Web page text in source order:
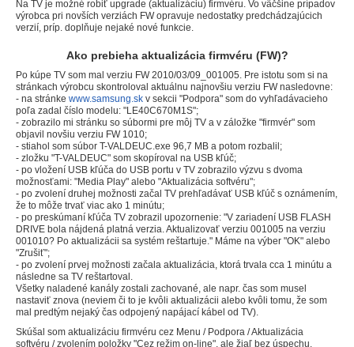
Na TV je možné robiť upgrade (aktualizáciu) firmvéru. Vo väčšine prípadov
výrobca pri novších verziách FW opravuje nedostatky predchádzajúcich
verzií, príp. doplňuje nejaké nové funkcie.
Ako prebieha aktualizácia firmvéru (FW)?
Po kúpe TV som mal verziu FW 2010/03/09_001005. Pre istotu som si na
stránkach výrobcu skontroloval aktuálnu najnovšiu verziu FW nasledovne:
- na stránke www.samsung.sk v sekcii "Podpora" som do vyhľadávacieho
poľa zadal číslo modelu: "LE40C670M1S";
- zobrazilo mi stránku so súbormi pre môj TV a v záložke "firmvér" som
objavil novšiu verziu FW 1010;
- stiahol som súbor T-VALDEUC.exe 96,7 MB a potom rozbalil;
- zložku "T-VALDEUC" som skopíroval na USB kľúč;
- po vložení USB kľúča do USB portu v TV zobrazilo výzvu s dvoma
možnosťami: "Media Play" alebo "Aktualizácia softvéru";
- po zvolení druhej možnosti začal TV prehľadávať USB kľúč s oznámením,
že to môže trvať viac ako 1 minútu;
- po preskúmaní kľúča TV zobrazil upozornenie: "V zariadení USB FLASH
DRIVE bola nájdená platná verzia. Aktualizovať verziu 001005 na verziu
001010? Po aktualizácii sa systém reštartuje." Máme na výber "OK" alebo
"Zrušiť";
- po zvolení prvej možnosti začala aktualizácia, ktorá trvala cca 1 minútu a
následne sa TV reštartoval.
Všetky naladené kanály zostali zachované, ale napr. čas som musel
nastaviť znova (neviem či to je kvôli aktualizácii alebo kvôli tomu, že som
mal predtým nejaký čas odpojený napájací kábel od TV).
Skúšal som aktualizáciu firmvéru cez Menu / Podpora / Aktualizácia
softvéru / zvolením položky "Cez režim on-line", ale žiaľ bez úspechu.